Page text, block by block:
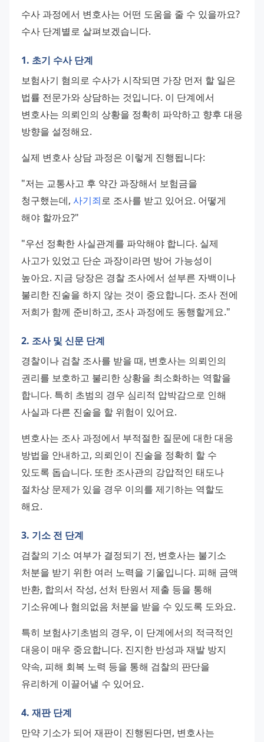
수사 과정에서 변호사는 어떤 도움을 줄 수 있을까요?
수사 단계별로 살펴보겠습니다.
1. 초기 수사 단계
보험사기 혐의로 수사가 시작되면 가장 먼저 할 일은
법률 전문가와 상담하는 것입니다. 이 단계에서
변호사는 의뢰인의 상황을 정확히 파악하고 향후 대응
방향을 설정해요.
실제 변호사 상담 과정은 이렇게 진행됩니다:
"저는 교통사고 후 약간 과장해서 보험금을
청구했는데, 사기죄로 조사를 받고 있어요. 어떻게
해야 할까요?"
"우선 정확한 사실관계를 파악해야 합니다. 실제
사고가 있었고 단순 과장이라면 방어 가능성이
높아요. 지금 당장은 경찰 조사에서 섣부른 자백이나
불리한 진술을 하지 않는 것이 중요합니다. 조사 전에
저희가 함께 준비하고, 조사 과정에도 동행할게요."
2. 조사 및 신문 단계
경찰이나 검찰 조사를 받을 때, 변호사는 의뢰인의
권리를 보호하고 불리한 상황을 최소화하는 역할을
합니다. 특히 초범의 경우 심리적 압박감으로 인해
사실과 다른 진술을 할 위험이 있어요.
변호사는 조사 과정에서 부적절한 질문에 대한 대응
방법을 안내하고, 의뢰인이 진술을 정확히 할 수
있도록 돕습니다. 또한 조사관의 강압적인 태도나
절차상 문제가 있을 경우 이의를 제기하는 역할도
해요.
3. 기소 전 단계
검찰의 기소 여부가 결정되기 전, 변호사는 불기소
처분을 받기 위한 여러 노력을 기울입니다. 피해 금액
반환, 합의서 작성, 선처 탄원서 제출 등을 통해
기소유예나 혐의없음 처분을 받을 수 있도록 도와요.
특히 보험사기초범의 경우, 이 단계에서의 적극적인
대응이 매우 중요합니다. 진지한 반성과 재발 방지
약속, 피해 회복 노력 등을 통해 검찰의 판단을
유리하게 이끌어낼 수 있어요.
4. 재판 단계
만약 기소가 되어 재판이 진행된다면, 변호사는